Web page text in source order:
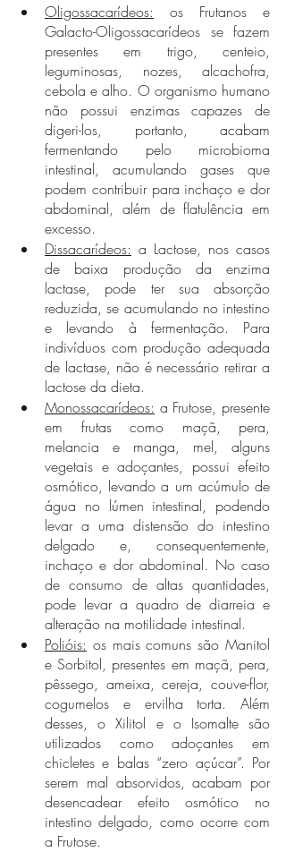
Oligossacarídeos: os Frutanos e
Galacto-Oligossacarídeos se fazem
presentes em trigo, centeio,
leguminosas, nozes, alcachofra,
cebola e alho. O organismo humano
não possui enzimas capazes de
digeri-los, portanto, acabam
fermentando pelo microbioma
intestinal, acumulando gases que
podem contribuir para inchaço e dor
abdominal, além de flatulência em
excesso.
Dissacarídeos: a Lactose, nos casos
de baixa produção da enzima
lactase, pode ter sua absorção
reduzida, se acumulando no intestino
e levando à fermentação. Para
indivíduos com produção adequada
de lactase, não é necessário retirar a
lactose da dieta.
Monossacarídeos: a Frutose, presente
em frutas como maçã, pera,
melancia e manga, mel, alguns
vegetais e adoçantes, possui efeito
osmótico, levando a um acúmulo de
água no lúmen intestinal, podendo
levar a uma distensão do intestino
delgado e, consequentemente,
inchaço e dor abdominal. No caso
de consumo de altas quantidades,
pode levar a quadro de diarreia e
alteração na motilidade intestinal.
Polióis: os mais comuns são Manitol
e Sorbitol, presentes em maçã, pera,
pêssego, ameixa, cereja, couve-flor,
cogumelos e ervilha torta. Além
desses, o Xilitol e o Isomalte são
utilizados como adoçantes em
chicletes e balas “zero açúcar”. Por
serem mal absorvidos, acabam por
desencadear efeito osmótico no
intestino delgado, como ocorre com
a Frutose.